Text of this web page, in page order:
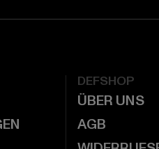
DEFSHOP
ÜBER UNS
AGB